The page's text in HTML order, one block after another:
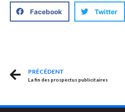
Facebook Twitter
PRÉCÉDENT
La fin des prospectus publicitaires